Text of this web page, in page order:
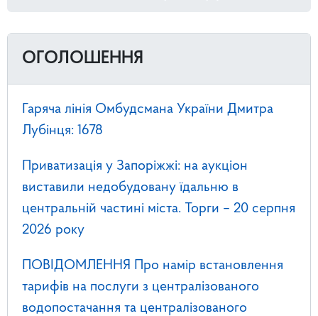
ОГОЛОШЕННЯ
Гаряча лінія Омбудсмана України Дмитра
Лубінця: 1678
Приватизація у Запоріжжі: на аукціон
виставили недобудовану їдальню в
центральній частині міста. Торги – 20 серпня
2026 року
ПОВІДОМЛЕННЯ Про намір встановлення
тарифів на послуги з централізованого
водопостачання та централізованого